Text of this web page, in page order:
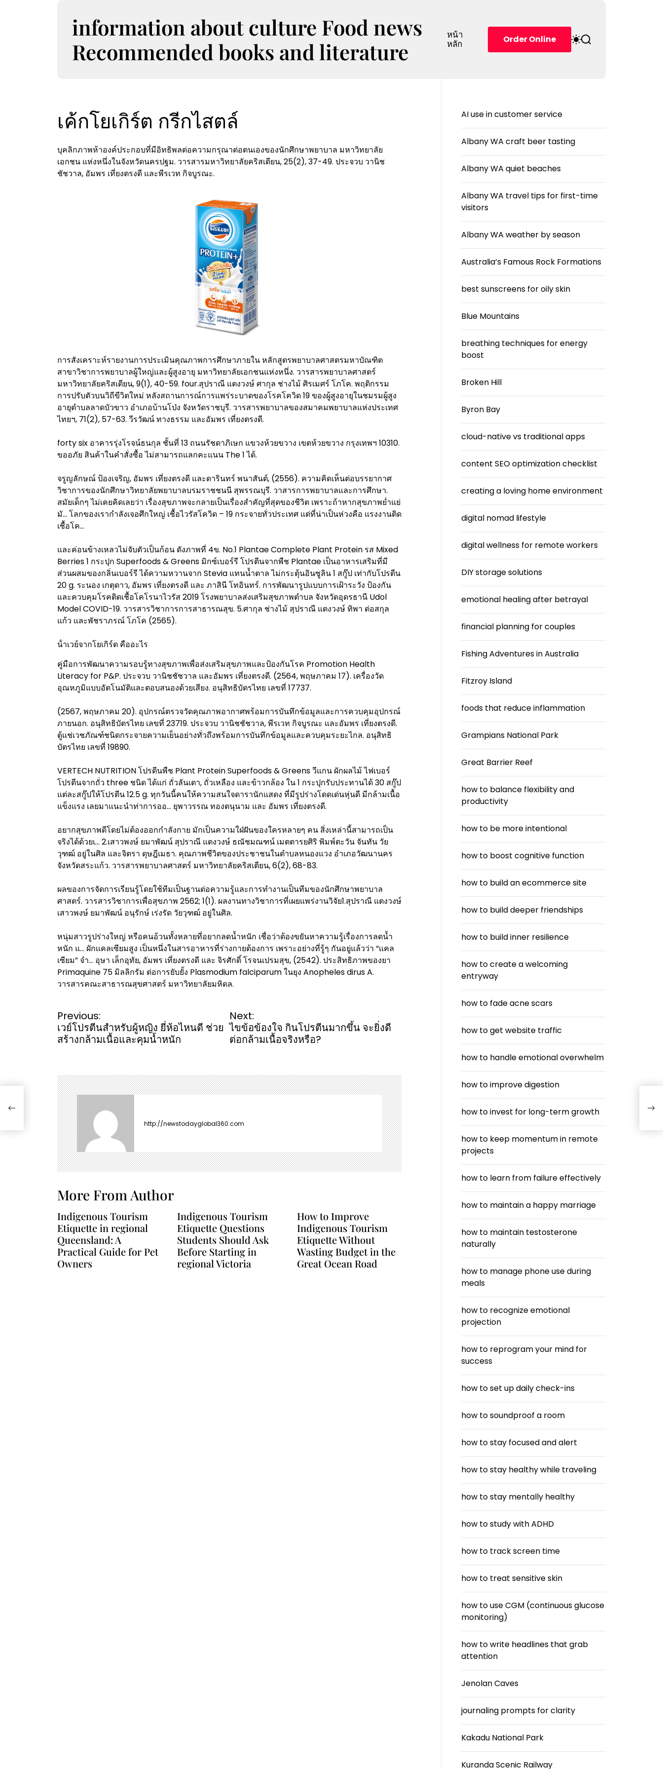
information about culture Food news
Recommended books and literature
หน้า
หลัก Order Online
S
o
o
S
เค้กโยเกิร์ต กรีกไสตล์
บุคลิกภาพห้าองค์ประกอบที่มีอิทธิพลต่อความกรุณาต่อตนเองของนักศึกษาพยาบาล มหาวิทยาลัย
เอกชน แห่งหนึ่งในจังหวัดนครปฐม. วารสารมหาวิทยาลัยคริสเตียน, 25(2), 37-49. ประจวบ วานิช
ชัชวาล, อัมพร เที่ยงตรงดี และพีรเวท กิจบูรณะ.
การสังเคราะห์รายงานการประเมินคุณภาพการศึกษาภายใน หลักสูตรพยาบาลศาสตรมหาบัณฑิต
สาขาวิชาการพยาบาลผู้ใหญ่และผู้สูงอายุ มหาวิทยาลัยเอกชนแห่งหนึ่ง. วารสารพยาบาลศาสตร์
มหาวิทยาลัยคริสเตียน, 9(1), 40-59. four.สุปราณี แตงวงษ์ ศากุล ช่างไม้ ศิรเมศร์ โภโค. พฤติกรรม
การปรับตัวบนวิถีขีวิตใหม่ หลังสถานการณ์การแพร่ระบาดของโรคโควิด 19 ของผู้สูงอายุในชมรมผู้สูง
อายุตำบลลาดบัวขาว อำเภอบ้านโป่ง จังหวัดราชบุรี. วารสารพยาบาลของสมาคมพยาบาลแห่งประเทศ
ไทยฯ, 71(2), 57-63. วีรวัฒน์ ทางธรรม และอัมพร เที่ยงตรงดี.
forty six อาคารรุ่งโรจน์ธนกุล ชั้นที่ 13 ถนนรัชดาภิเษก แขวงห้วยขวาง เขตห้วยขวาง กรุงเทพฯ 10310.
ขออภัย สินค้าในคำสั่งซื้อ ไม่สามารถแลกคะแนน The 1 ได้.
จรูญลักษณ์ ป้องเจริญ, อัมพร เที่ยงตรงดี และดารินทร์ พนาสันต์, (2556). ความคิดเห็นต่อบรรยากาศ
วิชาการของนักศึกษาวิทยาลัยพยาบาลบรมราชชนนี สุพรรณบุรี. วาสารการพยาบาลและการศึกษา.
สมัยเด็กๆ ไม่เคยคิดเลยว่า เรื่องสุขภาพจะกลายเป็นเรื่องสำคัญที่สุดของชีวิต เพราะถ้าหากสุขภาพย่ำแย่
มั… โลกของเรากำลังเจอศึกใหญ่ เชื้อไวรัสโควิด – 19 กระจายทั่วประเทศ แต่ที่น่าเป็นห่วงคือ แรงงานติด
เชื้อโค…
และค่อนข้างเหลวไม่จับตัวเป็นก้อน ดังภาพที่ 4ข. No.1 Plantae Complete Plant Protein รส Mixed
Berries 1 กระปุก Superfoods & Greens มิกซ์เบอร์รี โปรตีนจากพืช Plantae เป็นอาหารเสริมที่มี
ส่วนผสมของกลิ่นเบอร์รี ได้ความหวานจาก Stevia แทนน้ำตาล ไม่กระตุ้นอินซูลิน 1 สกู๊ป เท่ากับโปรตีน
20 g. ระนอง เกตุดาว, อัมพร เที่ยงตรงดี และ ภาสินี โทอินทร์. การพัฒนารูปแบบการเฝ้าระวัง ป้องกัน
และควบคุมโรคติดเชื้อโคโรนาไวรัส 2019 โรงพยาบาลส่งเสริมสุขภาพตำบล จังหวัดอุดรธานี Udol
Model COVID-19. วารสารวิชาการการสาธารณสุข. 5.ศากุล ช่างไม้ สุปราณี แตงวงษ์ ทิพา ต่อสกุล
แก้ว และพัชราภรณ์ โภโค (2565).
น้ําเวย์จากโยเกิร์ต คืออะไร
คู่มือการพัฒนาความรอบรู้ทางสุขภาพเพื่อส่งเสริมสุขภาพและป้องกันโรค Promotion Health
Literacy for P&P. ประจวบ วานิชชัชวาล และอัมพร เที่ยงตรงดี. (2564, พฤษภาคม 17). เครื่องวัด
อุณหภูมิแบบอัตโนมัติและตอบสนองด้วยเสียง. อนุสิทธิบัตรไทย เลขที่ 17737.
(2567, พฤษภาคม 20). อุปกรณ์ตรวจวัดคุณภาพอากาศพร้อมการบันทึกข้อมูลและการควบคุมอุปกรณ์
ภายนอก. อนุสิทธิบัตรไทย เลขที่ 23719. ประจวบ วานิชชัชวาล, พีรเวท กิจบูรณะ และอัมพร เที่ยงตรงดี.
ตู้แช่เวชภัณฑ์ชนิดกระจายความเย็นอย่างทั่วถึงพร้อมการบันทึกข้อมูลและควบคุมระยะไกล. อนุสิทธิ
บัตรไทย เลขที่ 19890.
VERTECH NUTRITION โปรตีนพืช Plant Protein Superfoods & Greens วีแกน ผักผลไม้ ไฟเบอร์
โปรตีนจากถั่ว three ชนิด ได้แก่ ถั่วลันเตา, ถั่วเหลือง และข้าวกล้อง ใน 1 กระปุกรับประทานได้ 30 สกู๊ป
แต่ละสกู๊ปให้โปรตีน 12.5 g. ทุกวันนี้คนให้ความสนใจดารานักแสดง ที่มีรูปร่างโดดเด่นหุ่นดี มีกล้ามเนื้อ
แข็งแรง เลยมาแนะนำท่าการออ… ยุพาวรรณ ทองตนุนาม และ อัมพร เที่ยงตรงดี.
อยากสุขภาพดีโดยไม่ต้องออกกำลังกาย มักเป็นความใฝ่ฝันของใครหลายๆ คน สิ่งเหล่านี้สามารถเป็น
จริงได้ด้วยเ… 2.เสาวพงษ์ ยมาพัฒน์ สุปราณี แตงวงษ์ ธณัชมณฑน์ เมตตารยศิริ พิมพ์ตะวัน จันทัน วัย
วุฑฒ์ อยู่ในศิล และจิตรา ดุษฎีเมธา. คุณภาพชีวิตของประชาชนในตำบลหนองแวง อำเภอวัฒนานคร
จังหวัดสระแก้ว. วารสารพยาบาลศาสตร์ มหาวิทยาลัยคริสเตียน, 6(2), 68-83.
ผลของการจัดการเรียนรู้โดยใช้ทีมเป็นฐานต่อความรู้และการทำงานเป็นทีมของนักศึกษาพยาบาล
ศาสตร์. วารสารวิชาการเพื่อสุขภาพ 2562; 1(1). ผลงานทางวิชาการที่เผยแพร่งานวิจัย1.สุปราณี แตงวงษ์
เสาวพงษ์ ยมาพัฒน์ อนุรักษ์ เร่งรัด วัยวุฑฒ์ อยู่ในศิล.
หนุ่มสาวรูปร่างใหญ่ หรือคนอ้วนทั้งหลายที่อยากลดน้ำหนัก เชื่อว่าต้องขยันหาความรู้เรื่องการลดน้ำ
หนัก แ… ผักเเคลเซียมสูง เป็นหนึ่งในสารอาหารที่ร่างกายต้องการ เพราะอย่างที่รู้ๆ กันอยู่แล้วว่า “เเคล
เซียม” จำ… อุษา เล็กอุทัย, อัมพร เที่ยงตรงดี และ จิรศักดิ์ โรจนเปรมสุข, (2542). ประสิทธิภาพของยา
Primaquine 75 มิลลิกรัม ต่อการยับยั้ง Plasmodium falciparum ในยุง Anopheles dirus A.
วารสารคณะสาธารณสุขศาสตร์ มหาวิทยาลัยมหิดล.
P
o
s
a
v
i
g
a
t
i
o
n
Previous:
เวย์โปรตีนสำหรับผู้หญิง ยี่ห้อไหนดี ช่วย
สร้างกล้ามเนื้อและคุมน้ำหนัก
Next:
ไขข้อข้องใจ กินโปรตีนมากขึ้น จะยิ่งดี
ต่อกล้ามเนื้อจริงหรือ?
http://newstodayglobal360.com
More From Author
Indigenous Tourism
Etiquette in regional
Queensland: A
Practical Guide for Pet
Owners
Indigenous Tourism
Etiquette Questions
Students Should Ask
Before Starting in
regional Victoria
How to Improve
Indigenous Tourism
Etiquette Without
Wasting Budget in the
Great Ocean Road
AI use in customer service
Albany WA craft beer tasting
Albany WA quiet beaches
Albany WA travel tips for first-time
visitors
Albany WA weather by season
Australia’s Famous Rock Formations
best sunscreens for oily skin
Blue Mountains
breathing techniques for energy
boost
Broken Hill
Byron Bay
cloud-native vs traditional apps
content SEO optimization checklist
creating a loving home environment
digital nomad lifestyle
digital wellness for remote workers
DIY storage solutions
emotional healing after betrayal
financial planning for couples
Fishing Adventures in Australia
Fitzroy Island
foods that reduce inflammation
Grampians National Park
Great Barrier Reef
how to balance flexibility and
productivity
how to be more intentional
how to boost cognitive function
how to build an ecommerce site
how to build deeper friendships
how to build inner resilience
how to create a welcoming
entryway
how to fade acne scars
how to get website traffic
how to handle emotional overwhelm
how to improve digestion
how to invest for long-term growth
how to keep momentum in remote
projects
how to learn from failure effectively
how to maintain a happy marriage
how to maintain testosterone
naturally
how to manage phone use during
meals
how to recognize emotional
projection
how to reprogram your mind for
success
how to set up daily check-ins
how to soundproof a room
how to stay focused and alert
how to stay healthy while traveling
how to stay mentally healthy
how to study with ADHD
how to track screen time
how to treat sensitive skin
how to use CGM (continuous glucose
monitoring)
how to write headlines that grab
attention
Jenolan Caves
journaling prompts for clarity
Kakadu National Park
Kuranda Scenic Railway
เ